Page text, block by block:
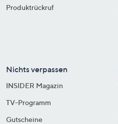
Produktrückruf
Nichts verpassen
INSIDER Magazin
TV-Programm
Gutscheine